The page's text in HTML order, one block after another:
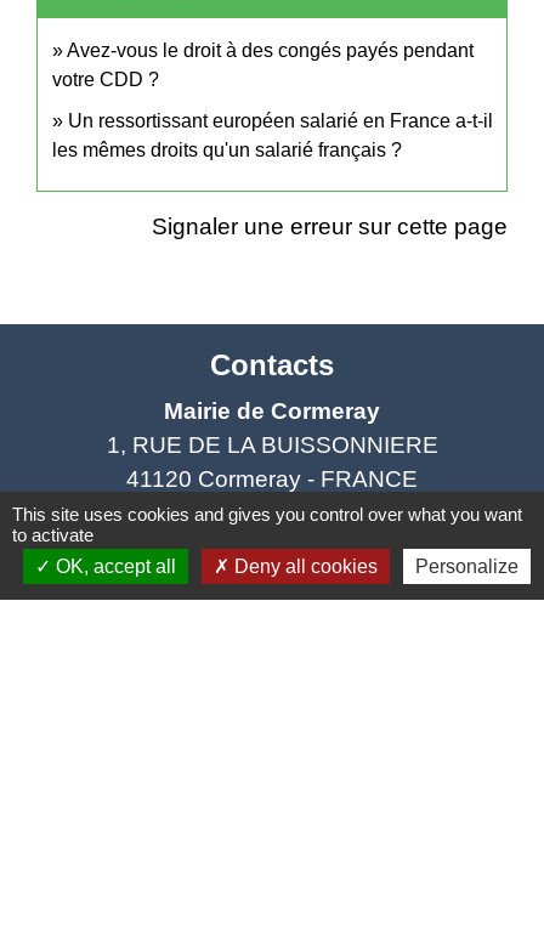
Avez-vous le droit à des congés payés pendant
votre CDD ?
Un ressortissant européen salarié en France a-t-il
les mêmes droits qu'un salarié français ?
Signaler une erreur sur cette page
Contacts
Mairie de Cormeray
1, RUE DE LA BUISSONNIERE
41120 Cormeray - FRANCE
+33 2 54 44 26 19
Contact par formulaire
This site uses cookies and gives you control over what you want
to activate
OK, accept all
Deny all cookies Personalize